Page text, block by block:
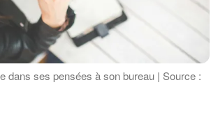
dans ses pensées à son bureau | Source :